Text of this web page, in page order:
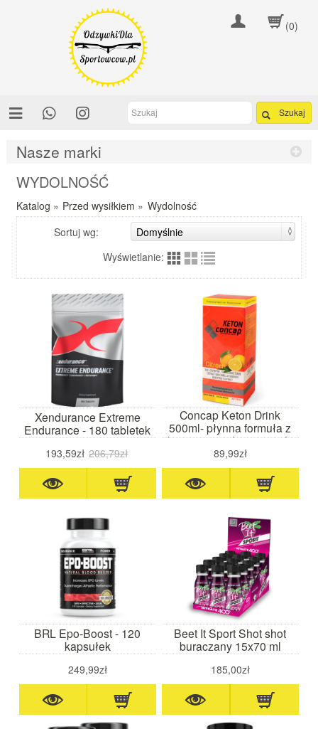
(0)
Szukaj
Nasze marki
WYDOLNOŚĆ
Katalog » Przed wysiłkiem » Wydolność
Sortuj wg:
Wyświetlanie:
Xendurance Extreme
Endurance - 180 tabletek
193,59zł 206,79zł
Concap Keton Drink
500ml- płynna formuła z
ketonami malinowymi i L-
karnityną
89,99zł
BRL Epo-Boost - 120
kapsułek
249,99zł
Beet It Sport Shot shot
buraczany 15x70 ml
185,00zł